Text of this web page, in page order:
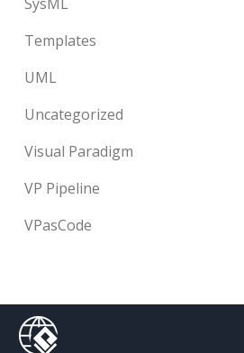
Templates
UML
Uncategorized
Visual Paradigm
VP Pipeline
VPasCode